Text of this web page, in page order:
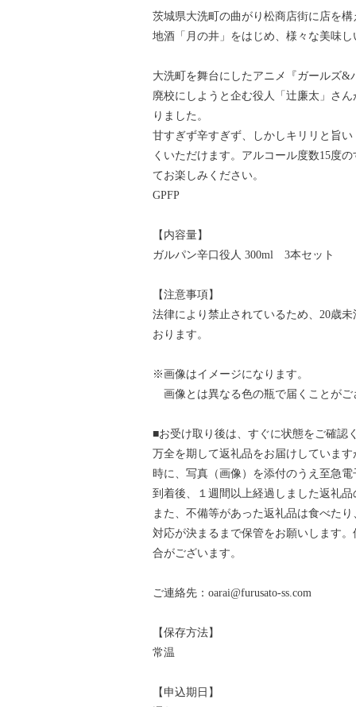
茨城県大洗町の曲がり松商店街に店を
地酒「月の井」をはじめ、様々な美味
大洗町を舞台にしたアニメ『ガールズ
廃校にしようと企む役人「辻廉太」さ
りました。
甘すぎず辛すぎず、しかしキリリと旨
くいただけます。アルコール度数15度
てお楽しみください。
GPFP
【内容量】
ガルパン辛口役人 300ml 3本セット
【注意事項】
法律により禁止されているため、20歳
おります。
※画像はイメージになります。
画像とは異なる色の瓶で届くことがご
■お受け取り後は、すぐに状態をご確認
万全を期して返礼品をお届けしていま
時に、写真（画像）を添付のうえ至急
到着後、１週間以上経過しました返礼
また、不備等があった返礼品は食べた
対応が決まるまで保管をお願いします
合がございます。
ご連絡先：oarai@furusato-ss.com
【保存方法】
常温
【申込期日】